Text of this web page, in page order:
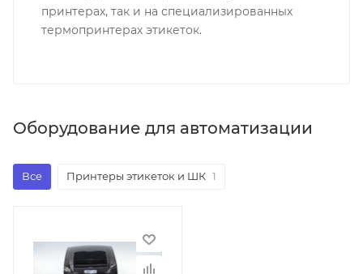
принтерах, так и на специализированных
термопринтерах этикеток.
Оборудование для автоматизации
Все Принтеры этикеток и ШК 1